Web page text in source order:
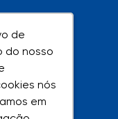
de
do nosso
nós
em
de
do nosso
nós
em